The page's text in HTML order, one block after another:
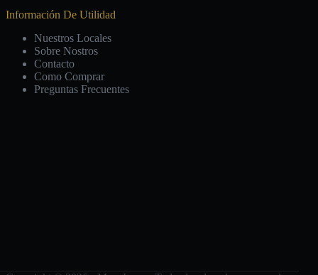
Información De Utilidad
Nuestros Locales
Sobre Nostros
Contacto
Como Comprar
Preguntas Frecuentes